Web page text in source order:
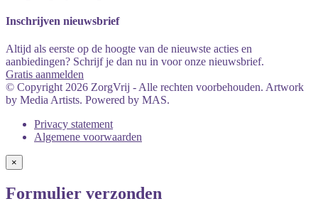
Inschrijven nieuwsbrief
Altijd als eerste op de hoogte van de nieuwste acties en
aanbiedingen? Schrijf je dan nu in voor onze nieuwsbrief.
Gratis aanmelden
© Copyright 2026 ZorgVrij - Alle rechten voorbehouden. Artwork
by Media Artists. Powered by MAS.
Privacy statement
Algemene voorwaarden
×
Formulier verzonden